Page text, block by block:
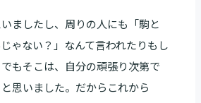
ましたし、周りの人にも「駒と
ゃない？」なんて言われたりもし
もそこは、自分の頑張り次第で
思いました。だからこれから